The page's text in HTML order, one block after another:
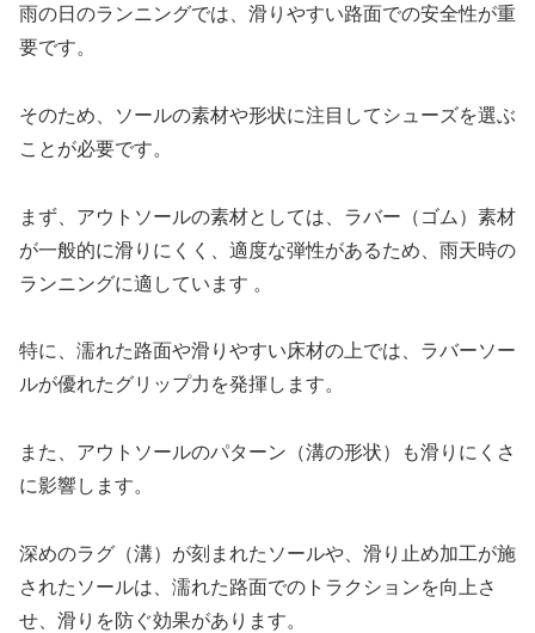
雨の日のランニングでは、滑りやすい路面での安全性が重
要です。
そのため、ソールの素材や形状に注目してシューズを選ぶ
ことが必要です。
まず、アウトソールの素材としては、ラバー（ゴム）素材
が一般的に滑りにくく、適度な弾性があるため、雨天時の
ランニングに適しています 。
特に、濡れた路面や滑りやすい床材の上では、ラバーソー
ルが優れたグリップ力を発揮します。
また、アウトソールのパターン（溝の形状）も滑りにくさ
に影響します。
深めのラグ（溝）が刻まれたソールや、滑り止め加工が施
されたソールは、濡れた路面でのトラクションを向上さ
せ、滑りを防ぐ効果があります。